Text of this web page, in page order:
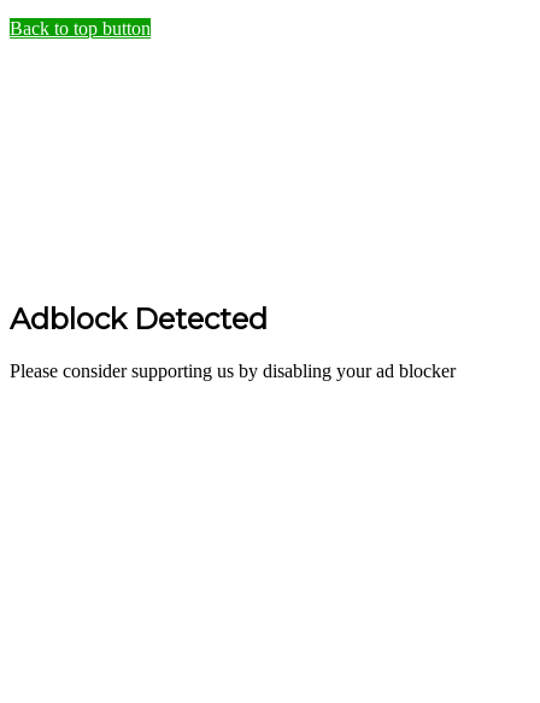
Back to top button
Adblock Detected
Please consider supporting us by disabling your ad blocker